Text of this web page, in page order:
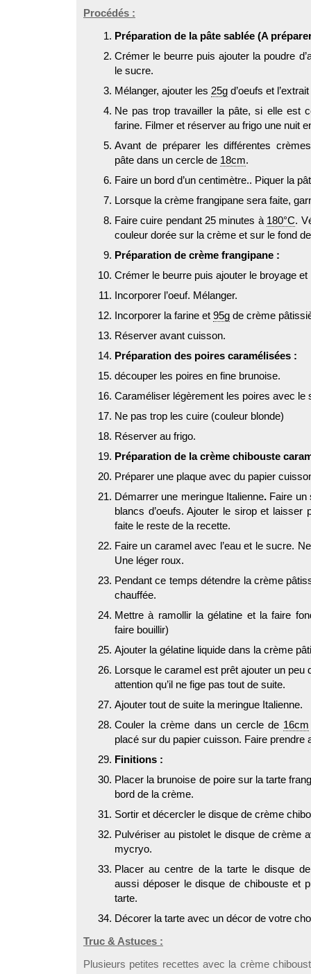
Procédés :
Préparation de la pâte sablée (A
Crémer le beurre puis ajouter la poudre
le sucre.
Mélanger, ajouter les 25g d’oeufs et
Ne pas trop travailler la pâte, si elle est
farine. Filmer et réserver au frigo une nuit
Avant de préparer les différentes
pâte dans un cercle de 18cm.
Faire un bord d’un centimètre.. Piquer la
Lorsque la crème frangipane sera faite,
Faire cuire pendant 25 minutes à 180°C.
couleur dorée sur la crème et sur le fond
Préparation de crème frangipane :
Crémer le beurre puis ajouter le broyage et
Incorporer l’oeuf. Mélanger.
Incorporer la farine et 95g de crème
Réserver avant cuisson.
Préparation des poires caramélisées :
découper les poires en fine brunoise.
Caraméliser légèrement les poires avec le
Ne pas trop les cuire (couleur blonde)
Réserver au frigo.
Préparation de la crème chibouste
Préparer une plaque avec du papier
Démarrer une meringue Italienne. Faire
blancs d’oeufs. Ajouter le sirop et laisser
faite le reste de la recette.
Faire un caramel avec l’eau et le sucre.
Une léger roux.
Pendant ce temps détendre la crème
chauffée.
Mettre à ramollir la gélatine et la faire
faire bouillir)
Ajouter la gélatine liquide dans la crème
Lorsque le caramel est prêt ajouter un peu
attention qu’il ne fige pas tout de suite.
Ajouter tout de suite la meringue Italienne.
Couler la crème dans un cercle de 16cm
placé sur du papier cuisson. Faire prendre
Finitions :
Placer la brunoise de poire sur la tarte
bord de la crème.
Sortir et décercler le disque de crème
Pulvériser au pistolet le disque de crème
mycryo.
Placer au centre de la tarte le disque
aussi déposer le disque de chibouste et
tarte.
Décorer la tarte avec un décor de votre
Truc & Astuces :
Plusieurs petites recettes avec la crème